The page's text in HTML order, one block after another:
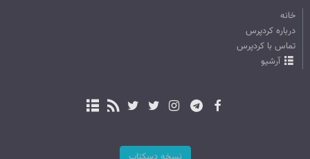
خانه
درباره کردپرس
تماس با کردپرس
آرشیو